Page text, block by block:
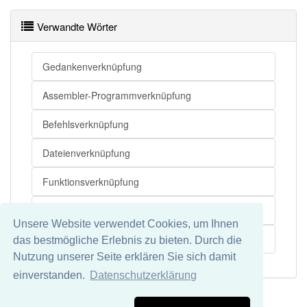
Unsere Website verwendet Cookies, um Ihnen
das bestmögliche Erlebnis zu bieten. Durch die
Nutzung unserer Seite erklären Sie sich damit
einverstanden.
Datenschutzerklärung
Verknüpfung
Konnotation
Verknüpfung
Verknüpfung
Verbindung
Verknüpfung openthesaurus
Verzeichnis
Verweis
Datei
Verwandte Wörter
Gedankenverknüpfung
Assembler-Programmverknüpfung
Befehlsverknüpfung
Dateienverknüpfung
Funktionsverknüpfung
Simulations-Prozess-Verknüpfung
Datenschutz